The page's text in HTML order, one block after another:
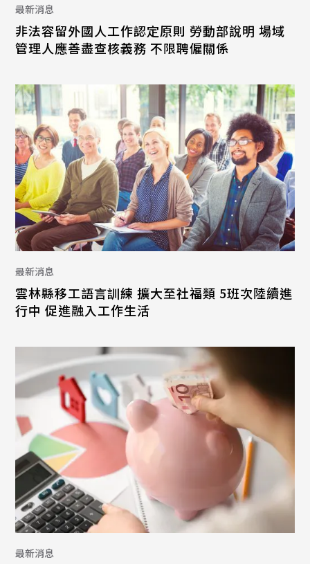
最新消息
非法容留外國人工作認定原則 勞動部說明 場域
管理人應善盡查核義務 不限聘僱關係
最新消息
雲林縣移工語言訓練 擴大至社福類 5班次陸續進
行中 促進融入工作生活
最新消息